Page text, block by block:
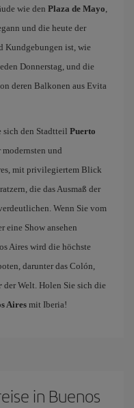
wie den Plaza de Mayo,
und die heute der
Kundgebungen ist, wie
Donnerstag, und die
deren Balkonen aus Evita
sich den Stadtteil Puerto
und
mit privilegiertem Blick
die das Ausmaß der
Wenn Sie vom
eine Show ansehen
Aires wird die höchste
darunter das Colón,
der Welt. Holen Sie sich die
Airesmit Iberia!
in Buenos